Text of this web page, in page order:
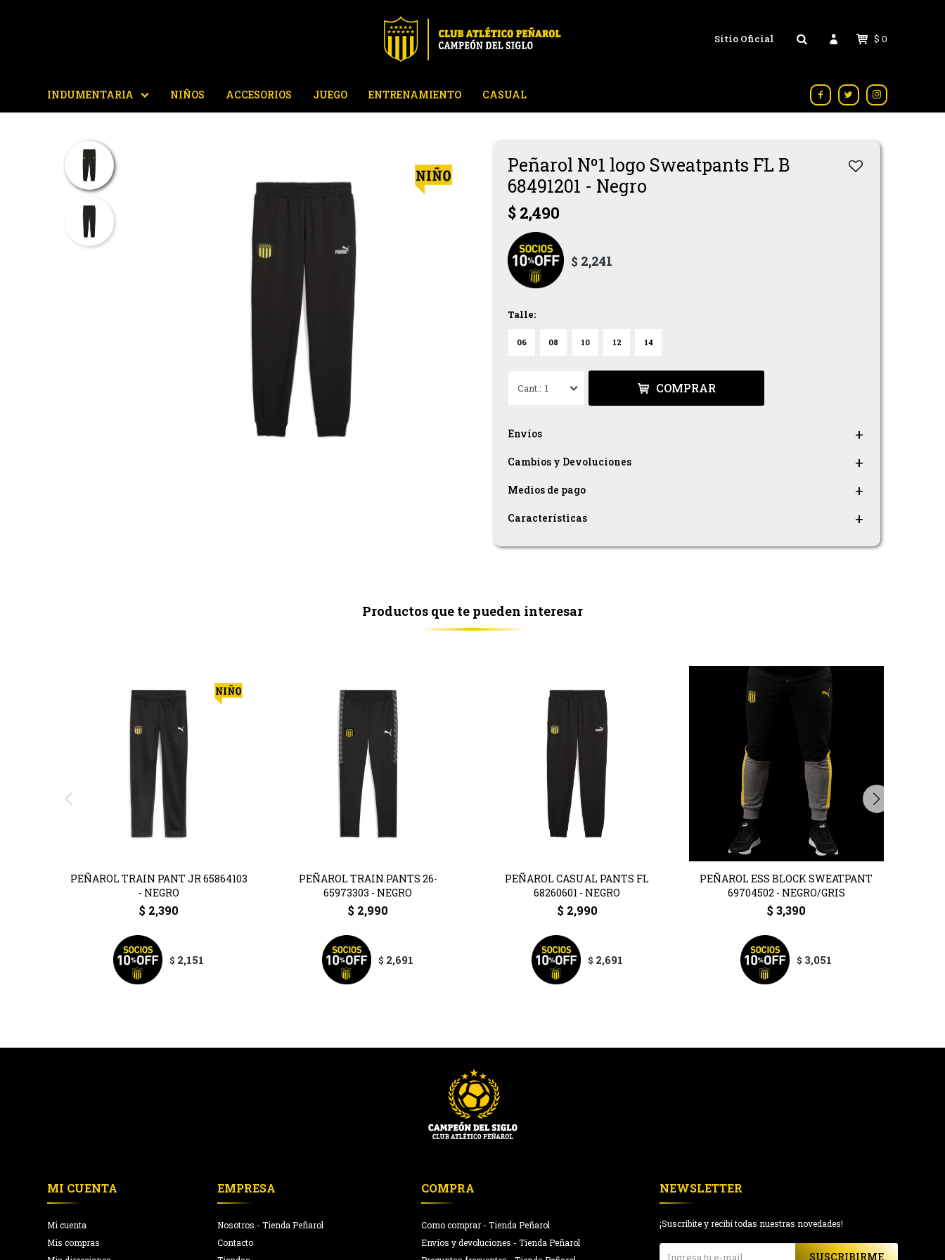
INDUMENTARIA NIÑOS ACCESORIOS JUEGO ENTRENAMIENTO CASUAL
$ 0
  
Sitio Oficial
Peñarol Nº1 logo Sweatpants FL B
68491201 - Negro
$ 2,490
$ 2,241
Talle:
06 08 10 12 14
1 COMPRAR
Envíos
Cambios y Devoluciones
Medios de pago
Características
Productos que te pueden interesar
PEÑAROL TRAIN PANT JR 65864103
- NEGRO
$ 2,390
$ 2,151
PEÑAROL TRAIN.PANTS 26-
65973303 - NEGRO
$ 2,990
$ 2,691
PEÑAROL CASUAL PANTS FL
68260601 - NEGRO
$ 2,990
$ 2,691
PEÑAROL ESS BLOCK SWEATPANT
69704502 - NEGRO/GRIS
$ 3,390
$ 3,051
EMPRESA
Nosotros - Tienda Peñarol
Contacto
COMPRA
Como comprar - Tienda Peñarol
Envíos y devoluciones - Tienda Peñarol
MI CUENTA
Mi cuenta
Mis compras
NEWSLETTER
¡Suscribite y recibí todas nuestras novedades!
SUSCRIBIRME